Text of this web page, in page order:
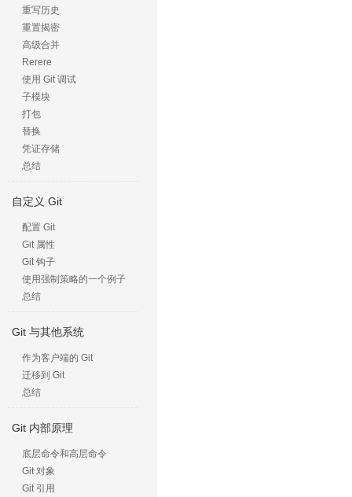
重写历史
重置揭密
高级合并
Rerere
使用 Git 调试
子模块
打包
替换
凭证存储
总结
自定义 Git
配置 Git
Git 属性
Git 钩子
使用强制策略的一个例子
总结
Git 与其他系统
作为客户端的 Git
迁移到 Git
总结
Git 内部原理
底层命令和高层命令
Git 对象
Git 引用